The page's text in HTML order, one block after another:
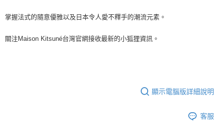
掌握法式的隨意優雅以及日本令人愛不釋手的潮流元素。
關注Maison Kitsuné台灣官網接收最新的小狐狸資訊。
顯示電腦版詳細說明
客服